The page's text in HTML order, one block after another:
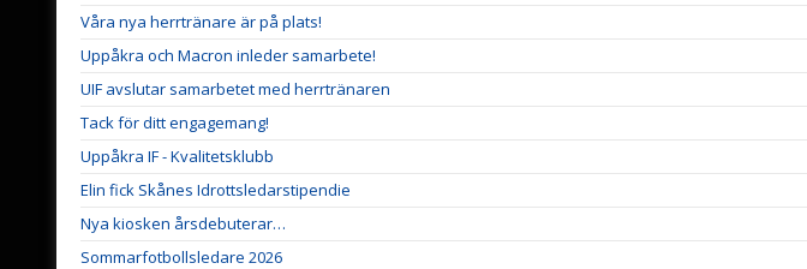
Våra nya herrtränare är på plats!
Uppåkra och Macron inleder samarbete!
UIF avslutar samarbetet med herrtränaren
Tack för ditt engagemang!
Uppåkra IF - Kvalitetsklubb
Elin fick Skånes Idrottsledarstipendie
Nya kiosken årsdebuterar…
Sommarfotbollsledare 2026